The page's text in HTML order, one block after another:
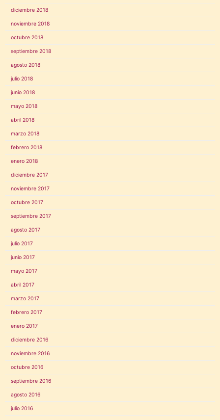
diciembre 2018
noviembre 2018
octubre 2018
septiembre 2018
agosto 2018
julio 2018
junio 2018
mayo 2018
abril 2018
marzo 2018
febrero 2018
enero 2018
diciembre 2017
noviembre 2017
octubre 2017
septiembre 2017
agosto 2017
julio 2017
junio 2017
mayo 2017
abril 2017
marzo 2017
febrero 2017
enero 2017
diciembre 2016
noviembre 2016
octubre 2016
septiembre 2016
agosto 2016
julio 2016